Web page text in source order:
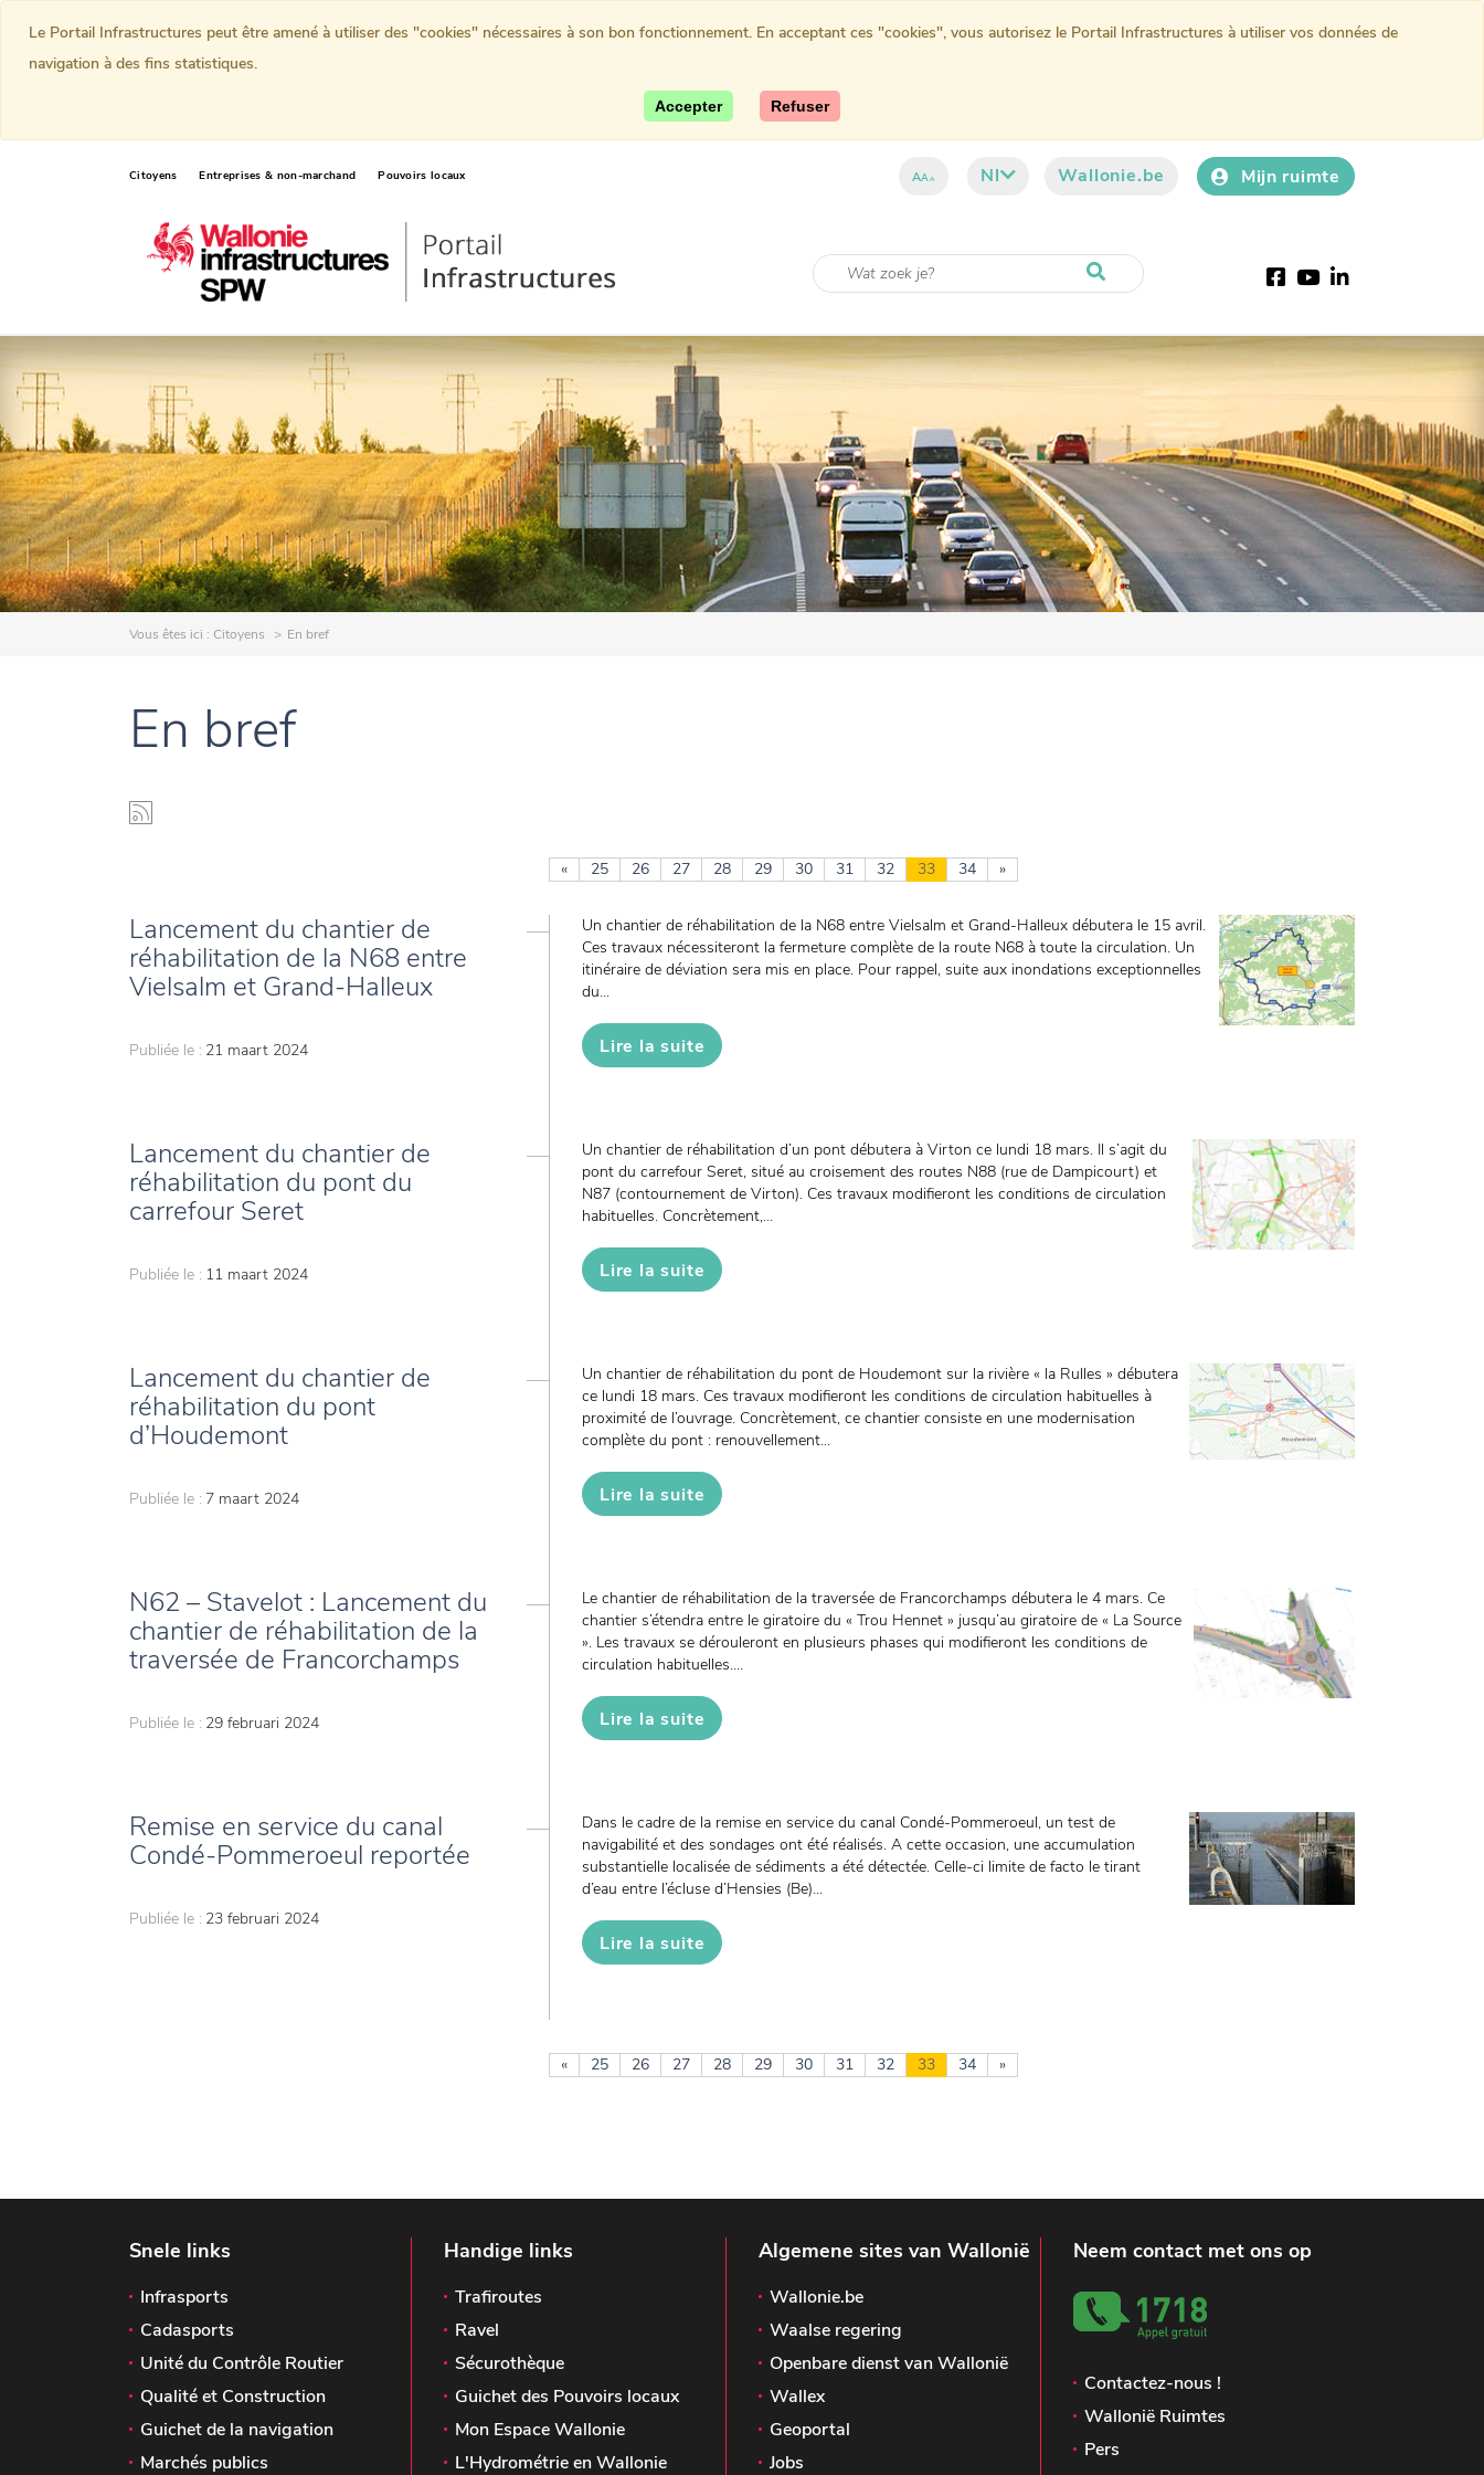
Citoyens Entreprises & non-marchand Pouvoirs locaux AAA Nl Wallonie.be Mijn ruimte
Facebook
YouTube
LinkedIn
Vous êtes ici : Citoyens En bref
En bref
« 25 26 27 28 29 30 31 32 33 34 »
Lancement du chantier de
réhabilitation de la N68 entre
Vielsalm et Grand-Halleux
Publiée le : 21 maart 2024
Un chantier de réhabilitation de la N68 entre Vielsalm et Grand-Halleux débutera le 15 avril.
Ces travaux nécessiteront la fermeture complète de la route N68 à toute la circulation. Un
itinéraire de déviation sera mis en place. Pour rappel, suite aux inondations exceptionnelles
du...
Lire la suite
Lancement du chantier de
réhabilitation du pont du
carrefour Seret
Publiée le : 11 maart 2024
Un chantier de réhabilitation d’un pont débutera à Virton ce lundi 18 mars. Il s’agit du
pont du carrefour Seret, situé au croisement des routes N88 (rue de Dampicourt) et
N87 (contournement de Virton). Ces travaux modifieront les conditions de circulation
habituelles. Concrètement,...
Lire la suite
Lancement du chantier de
réhabilitation du pont
d’Houdemont
Publiée le : 7 maart 2024
Un chantier de réhabilitation du pont de Houdemont sur la rivière « la Rulles » débutera
ce lundi 18 mars. Ces travaux modifieront les conditions de circulation habituelles à
proximité de l’ouvrage. Concrètement, ce chantier consiste en une modernisation
complète du pont : renouvellement...
Lire la suite
N62 – Stavelot : Lancement du
chantier de réhabilitation de la
traversée de Francorchamps
Publiée le : 29 februari 2024
Le chantier de réhabilitation de la traversée de Francorchamps débutera le 4 mars. Ce
chantier s’étendra entre le giratoire du « Trou Hennet » jusqu’au giratoire de « La Source
». Les travaux se dérouleront en plusieurs phases qui modifieront les conditions de
circulation habituelles....
Lire la suite
Remise en service du canal
Condé-Pommeroeul reportée
Publiée le : 23 februari 2024
Dans le cadre de la remise en service du canal Condé-Pommeroeul, un test de
navigabilité et des sondages ont été réalisés. A cette occasion, une accumulation
substantielle localisée de sédiments a été détectée. Celle-ci limite de facto le tirant
d’eau entre l’écluse d’Hensies (Be)...
Lire la suite
« 25 26 27 28 29 30 31 32 33 34 »
Snele links
Infrasports
Cadasports
Unité du Contrôle Routier
Qualité et Construction
Guichet de la navigation
Marchés publics
Handige links
Trafiroutes
Ravel
Sécurothèque
Guichet des Pouvoirs locaux
Mon Espace Wallonie
L'Hydrométrie en Wallonie
Algemene sites van Wallonië
Wallonie.be
Waalse regering
Openbare dienst van Wallonië
Wallex
Geoportal
Jobs
Neem contact met ons op
Contactez-nous !
Wallonië Ruimtes
Pers
Le Portail Infrastructures peut être amené à utiliser des "cookies" nécessaires à son bon fonctionnement. En acceptant ces "cookies", vous autorisez le Portail Infrastructures à utiliser vos données de
navigation à des fins statistiques.
Accepter Refuser